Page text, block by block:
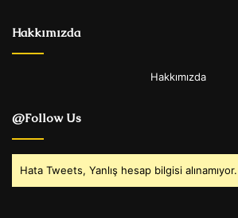
Hakkımızda
Hakkımızda
@Follow Us
Hata Tweets, Yanlış hesap bilgisi alınamıyor.